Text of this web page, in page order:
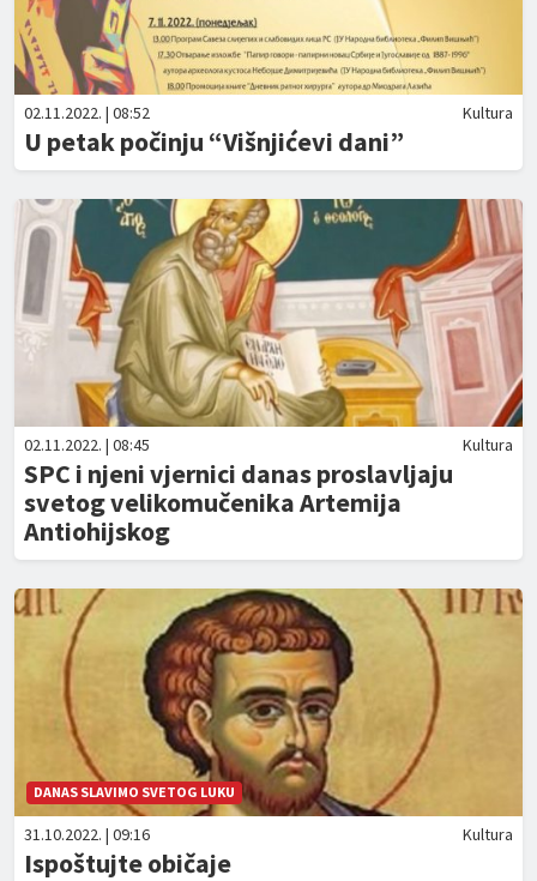
02.11.2022. | 08:52 Kultura
U petak počinju “Višnjićevi dani”
02.11.2022. | 08:45 Kultura
SPC i njeni vjernici danas proslavljaju
svetog velikomučenika Artemija
Antiohijskog
DANAS SLAVIMO SVETOG LUKU
31.10.2022. | 09:16 Kultura
Ispoštujte običaje